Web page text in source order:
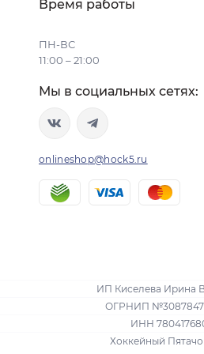
Время работы
ПН-ВС
11:00 – 21:00
Мы в социальных сетях:
onlineshop@hock5.ru
ИП Киселева Ирина
ОГРНИП
ИНН
Хоккейный